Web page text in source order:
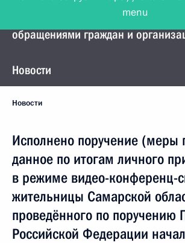
Управление Президента по работе с
обращениями граждан и
Новости
Новости
Исполнено поручение (меры
данное по итогам личного
в режиме видео-конференц-
жительницы Самарской
проведённого по поручению
Российской Федерации
menu